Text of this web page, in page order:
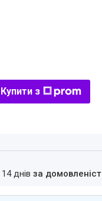
Купити з
днів за